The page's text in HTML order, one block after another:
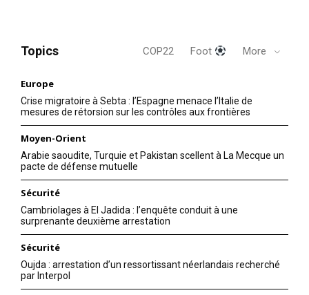
Topics COP22 Foot More
Europe
Crise migratoire à Sebta : l’Espagne menace l’Italie de
mesures de rétorsion sur les contrôles aux frontières
Moyen-Orient
Arabie saoudite, Turquie et Pakistan scellent à La Mecque un
pacte de défense mutuelle
Sécurité
Cambriolages à El Jadida : l’enquête conduit à une
surprenante deuxième arrestation
Sécurité
Oujda : arrestation d’un ressortissant néerlandais recherché
par Interpol